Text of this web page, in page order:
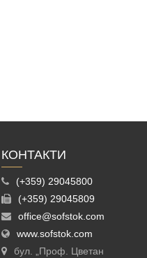
КОНТАКТИ
(+359) 29045800
(+359) 29045809
office@sofstok.com
www.sofstok.com
бул. „Проф. Цветан